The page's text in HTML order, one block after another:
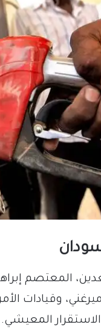
المعتصم
وقيادات
المعيشي.